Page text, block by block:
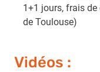
1+1 jours, frais
de Toulouse)
Vidéos :